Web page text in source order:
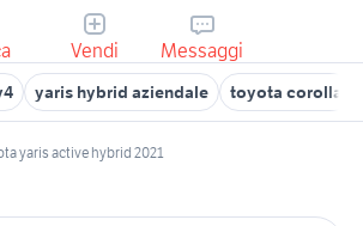
Vendi Messaggi
yaris hybrid aziendale toyota corolla
yaris active hybrid 2021